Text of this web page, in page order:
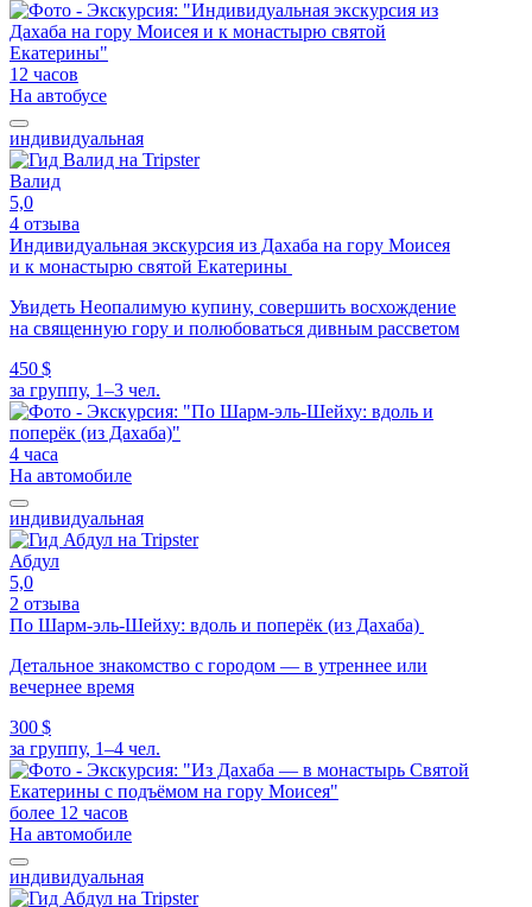
12 часов
На автобусе
индивидуальная
Валид
5,0
4 отзыва
Индивидуальная экскурсия из Дахаба на гору Моисея
и к монастырю святой Екатерины
Увидеть Неопалимую купину, совершить восхождение
на священную гору и полюбоваться дивным рассветом
450 $
за группу, 1–3 чел.
4 часа
На автомобиле
индивидуальная
Абдул
5,0
2 отзыва
По Шарм-эль-Шейху: вдоль и поперёк (из Дахаба)
Детальное знакомство с городом — в утреннее или
вечернее время
300 $
за группу, 1–4 чел.
более 12 часов
На автомобиле
индивидуальная